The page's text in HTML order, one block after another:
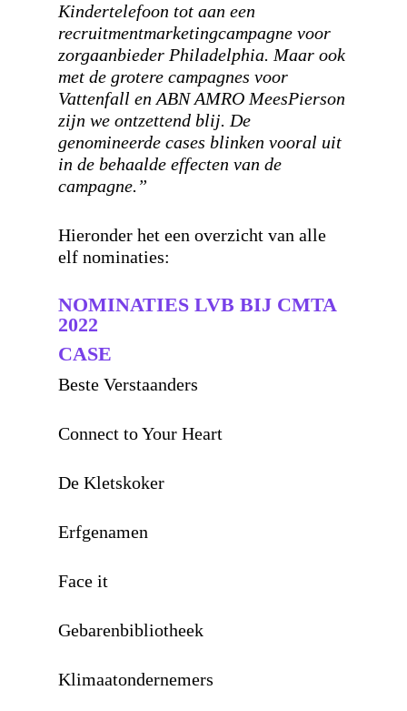
Kindertelefoon tot aan een
recruitmentmarketingcampagne voor
zorgaanbieder Philadelphia. Maar ook
met de grotere campagnes voor
Vattenfall en ABN AMRO MeesPierson
zijn we ontzettend blij. De
genomineerde cases blinken vooral uit
in de behaalde effecten van de
campagne.”
Hieronder het een overzicht van alle
elf nominaties:
NOMINATIES LVB BIJ CMTA
2022
CASE
Beste Verstaanders
Connect to Your Heart
De Kletskoker
Erfgenamen
Face it
Gebarenbibliotheek
Klimaatondernemers